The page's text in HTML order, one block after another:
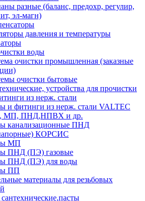
разные (баланс, предохр, регулир,
эл-магн)
давления и температуры
воды
очистки промышленная (заказные
очистки бытовые
устройства для прочистки
из нерж. стали
и фитинги из нерж. стали VALTEC
МП, ПНД,НПВХ и др.
канализационные ПНД
КОРСИС
МП
ПНД (ПЭ) газовые
ПНД (ПЭ) для воды
ПП
материалы для резьбовых